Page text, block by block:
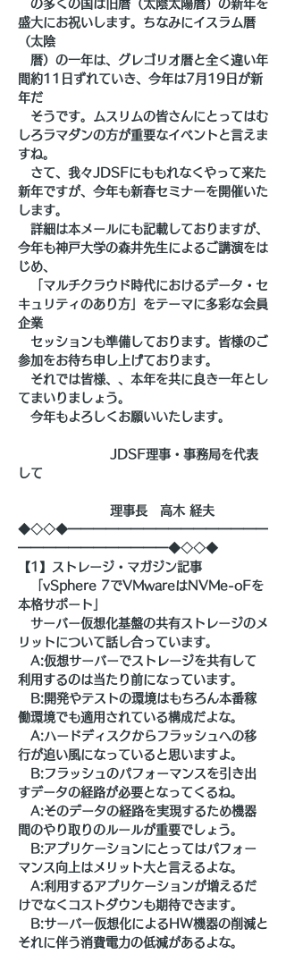
の多くの国は旧暦（太陰太陽暦）の新年を
盛大にお祝いします。ちなみにイスラム暦
（太陰
暦）の一年は、グレゴリオ暦と全く違い年
間約11日ずれていき、今年は7月19日が新
年だ
そうです。ムスリムの皆さんにとってはむ
しろラマダンの方が重要なイベントと言えま
すね。
さて、我々JDSFにももれなくやって来た
新年ですが、今年も新春セミナーを開催いた
します。
詳細は本メールにも記載しておりますが、
今年も神戸大学の森井先生によるご講演をは
じめ、
「マルチクラウド時代におけるデータ・セ
キュリティのあり方」をテーマに多彩な会員
企業
セッションも準備しております。皆様のご
参加をお待ち申し上げております。
それでは皆様、、本年を共に良き一年とし
てまいりましょう。
今年もよろしくお願いいたします。
JDSF理事・事務局を代表
して
理事長　高木 経夫
◆◇◇◆━━━━━━━━━━━━━━━━
━━━━━━━━━━━━◆◇◇◆
【1】ストレージ・マガジン記事
「vSphere 7でVMwareはNVMe-oFを
本格サポート」
サーバー仮想化基盤の共有ストレージのメ
リットについて話し合っています。
A:仮想サーバーでストレージを共有して
利用するのは当たり前になっています。
B:開発やテストの環境はもちろん本番稼
働環境でも適用されている構成だよな。
A:ハードディスクからフラッシュへの移
行が追い風になっていると思いますよ。
B:フラッシュのパフォーマンスを引き出
すデータの経路が必要となってくるね。
A:そのデータの経路を実現するため機器
間のやり取りのルールが重要でしょう。
B:アプリケーションにとってはパフォー
マンス向上はメリット大と言えるよな。
A:利用するアプリケーションが増えるだ
けでなくコストダウンも期待できます。
B:サーバー仮想化によるHW機器の削減と
それに伴う消費電力の低減があるよな。